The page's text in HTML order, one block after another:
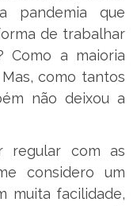
pandemia que
de trabalhar
Como a maioria
como tantos
não deixou a
regular com as
considero um
muita facilidade,